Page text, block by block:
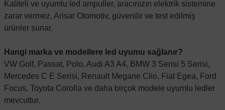
Kaliteli ve uyumlu led ampuller, aracınızın elektrik sistemine
zarar vermez. Arisar Otomotiv, güvenilir ve test edilmiş
ürünler sunar.
Hangi marka ve modellere led uyumu sağlanır?
VW Golf, Passat, Polo, Audi A3 A4, BMW 3 Serisi 5 Serisi,
Mercedes C E Serisi, Renault Megane Clio, Fiat Egea, Ford
Focus, Toyota Corolla ve daha birçok modele uyumlu ledler
mevcuttur.